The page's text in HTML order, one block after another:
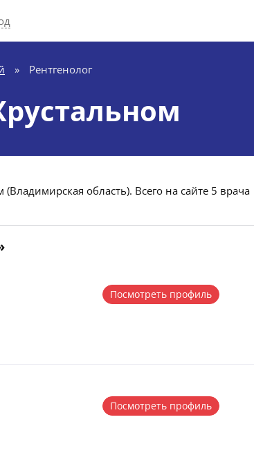
» Рентгенолог
область). Всего на сайте 5 врача
Посмотреть профиль
Посмотреть профиль